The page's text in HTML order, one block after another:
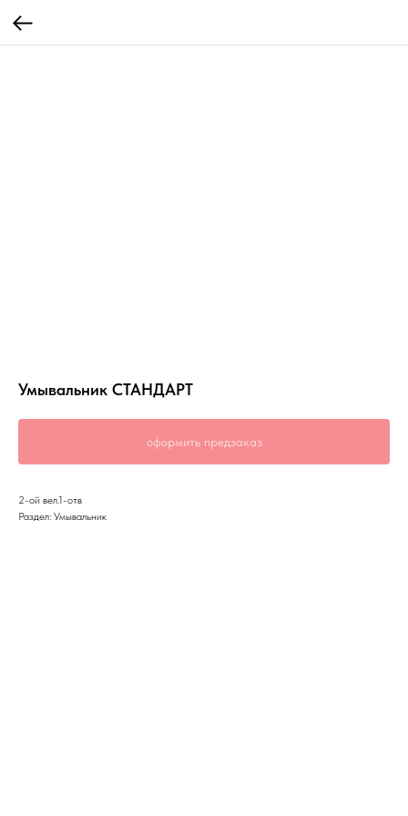
Умывальник СТАНДАРТ
оформить предзаказ
2-ой вел.1-отв
Раздел: Умывальник